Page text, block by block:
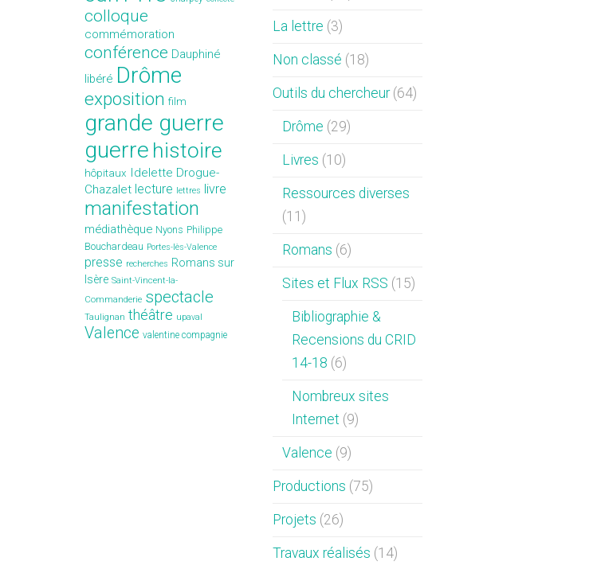
colloque
commémoration
conférence Dauphiné
libéré Drôme
exposition film
grande guerre
guerre histoire
hôpitaux Idelette Drogue-
Chazalet lecture lettres livre
manifestation
médiathèque Nyons Philippe
Bouchardeau Portes-lès-Valence
presse recherches Romans sur
Isère Saint-Vincent-la-
Commanderie spectacle
Taulignan théâtre upaval
Valence valentine compagnie
La lettre (3)
Non classé (18)
Outils du chercheur(64)
Drôme (29)
Livres (10)
Ressources diverses
(11)
Romans (6)
Sites et Flux RSS (15)
Bibliographie &
Recensions du CRID
14-18 (6)
Nombreux sites
Internet (9)
Valence (9)
Productions (75)
Projets (26)
Travaux réalisés (14)